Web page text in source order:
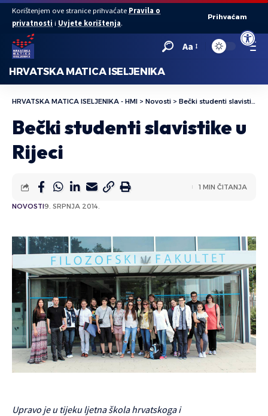
Open
Korištenjem ove stranice prihvaćate Pravila o
privatnosti i Uvjete korištenja.
Prihvaćam
Aa
HRVATSKA MATICA ISELJENIKA
HRVATSKA MATICA ISELJENIKA - HMI > Novosti > Bečki studenti slavistike u Rijeci
Bečki studenti slavistike u
Rijeci
NOVOSTI9. SRPNJA 2014.
1 MIN ČITANJA
Upravo je u tijeku ljetna škola hrvatskoga i